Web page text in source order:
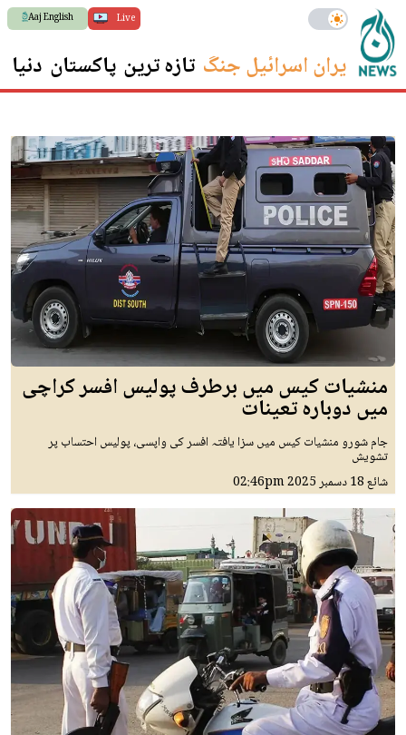
Live
Aaj English
ایران اسرائیل جنگ تازہ ترین پاکستان دنیا
منشیات کیس میں برطرف پولیس افسر کراچی
میں دوبارہ تعینات
جام شورو منشیات کیس میں سزا یافتہ افسر کی واپسی، پولیس احتساب پر
تشویش
شائع18 دسمبر 2025 02:46pm